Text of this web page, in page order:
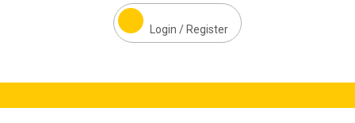
Login / Register